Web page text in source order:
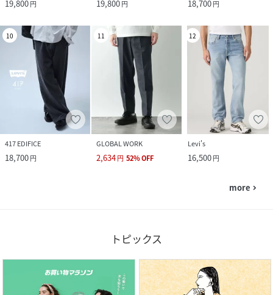
19,800円 19,800円 18,700円
10
417 EDIFICE
18,700円
11
GLOBAL WORK
2,634円 52%OFF
12
Levi's
16,500円
more navigate_next
トピックス